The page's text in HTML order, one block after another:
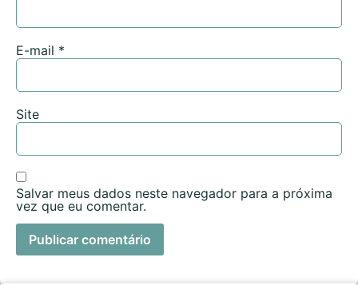
E-mail *
Site
Salvar meus dados neste navegador para a próxima
vez que eu comentar.